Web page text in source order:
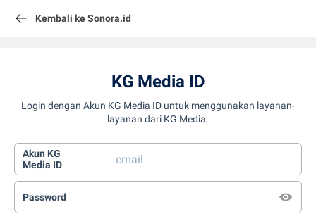
Kembali ke Sonora.id
KG Media ID
Login dengan Akun KG Media ID untuk menggunakan layanan-
layanan dari KG Media.
Akun KG
Media ID
Password